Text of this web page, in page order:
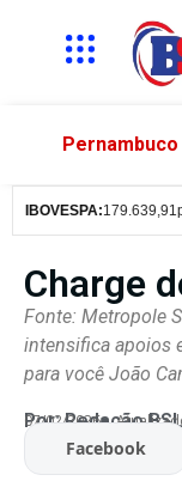
Pernambuco
IBOVESPA:179.639,91pts
Charge
Fonte: Metropole
intensifica apoios
para você João
Por:Redação BSL
07/02/2026
Facebook